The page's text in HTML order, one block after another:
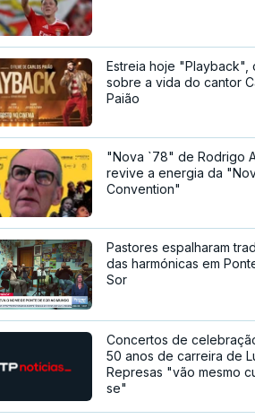
Estreia hoje "Playback",
sobre a vida do cantor
Paião
"Nova `78" de Rodrigo
revive a energia da
Convention"
Pastores espalharam
das harmónicas em
Sor
Concertos de
50 anos de carreira de
Represas "vão mesmo
se"